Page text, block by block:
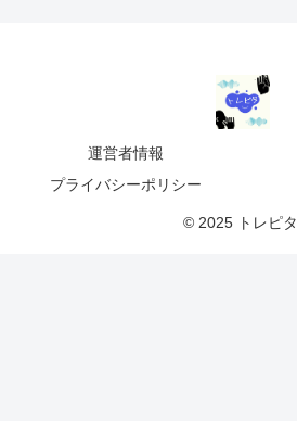
運営者情報
プライバシーポリシー
© 2025 トレピタ.